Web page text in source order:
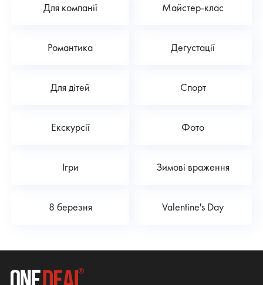
Для компанії Майстер-клас
Романтика Дегустації
Для дітей Спорт
Екскурсії Фото
Ігри Зимові враження
8 березня Valentine's Day